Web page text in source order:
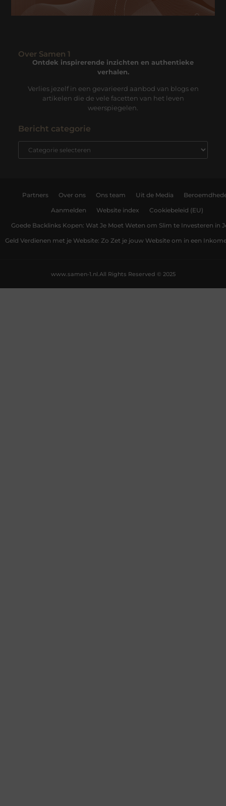
Over Samen 1
Ontdek inspirerende inzichten en authentieke
verhalen.
Verlies jezelf in een gevarieerd aanbod van blogs en
artikelen die de vele facetten van het leven
weerspiegelen.
Bericht categorie
Partners Over ons Ons team Uit de Media
Aanmelden Website index Cookiebeleid (EU)
Goede Backlinks Kopen: Wat Je Moet Weten om Slim te Investeren in
Geld Verdienen met je Website: Zo Zet je jouw Website om in een
All Rights Reserved © 2025
www.samen-1.nl.